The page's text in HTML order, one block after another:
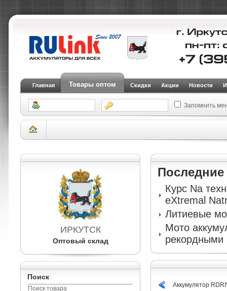
Главная Товары оптом Скидки Акции Новости
Запомнить
АКБ для мототехники и электрогенераторов
заводе)
Аккумулятор RDRIVE eXtremal Platinum YTZ7S
ИРКУТСК
Оптовый склад
Поиск
Поиск товара
Последние
Курс Na
eXtremal
Литиевые
Мото
рекордными
Аккумулятор